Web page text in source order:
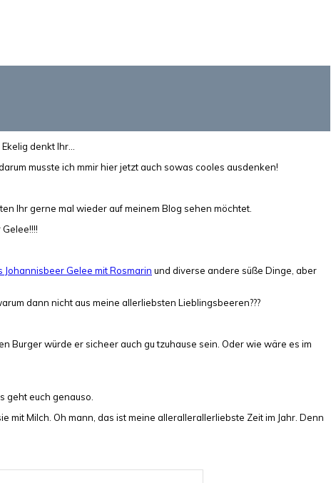
denkt Ihr…
musste ich mmir hier jetzt auch sowas cooles ausdenken!
Ihr gerne mal wieder auf meinem Blog sehen möchtet.
Johannisbeer Gelee mit Rosmarin und diverse andere süße Dinge, aber
dann nicht aus meine allerliebsten Lieblingsbeeren???
Burger würde er sicheer auch gu tzuhause sein. Oder wie wäre es im
geht euch genauso.
Milch. Oh mann, das ist meine allerallerallerliebste Zeit im Jahr. Denn